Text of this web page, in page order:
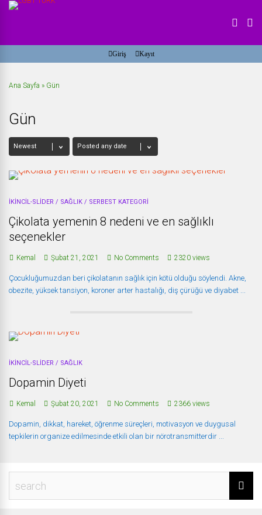
Giriş Kayıt
Ana Sayfa » Gün
Gün
IKINCIL-SLIDER / SAĞLIK / SERBEST KATEGORI
Çikolata yemenin 8 nedeni ve en sağlıklı
seçenekler
Kemal Şubat 21, 2021 No Comments 2320 views
Çocukluğumuzdan beri çikolatanın sağlık için kötü olduğu söylendi. Akne,
obezite, yüksek tansiyon, koroner arter hastalığı, diş çürüğü ve diyabet ...
IKINCIL-SLIDER / SAĞLIK
Dopamin Diyeti
Kemal Şubat 20, 2021 No Comments 2366 views
Dopamin, dikkat, hareket, öğrenme süreçleri, motivasyon ve duygusal
tepkilerin organize edilmesinde etkili olan bir nörotransmitterdir ...